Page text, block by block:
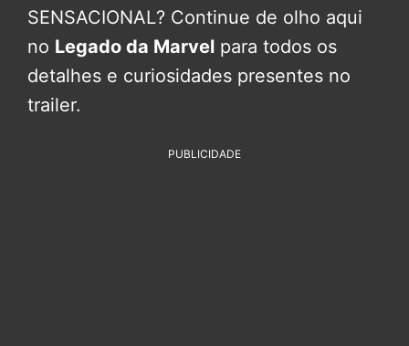
SENSACIONAL? Continue de olho aqui
no Legado da Marvel para todos os
detalhes e curiosidades presentes no
trailer.
PUBLICIDADE